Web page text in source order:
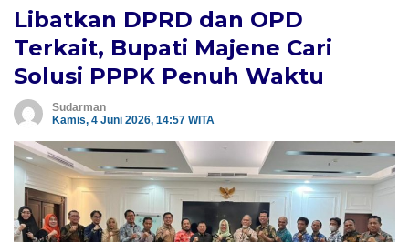
Libatkan DPRD dan OPD
Terkait, Bupati Majene Cari
Solusi PPPK Penuh Waktu
Sudarman
Kamis, 4 Juni 2026, 14:57 WITA